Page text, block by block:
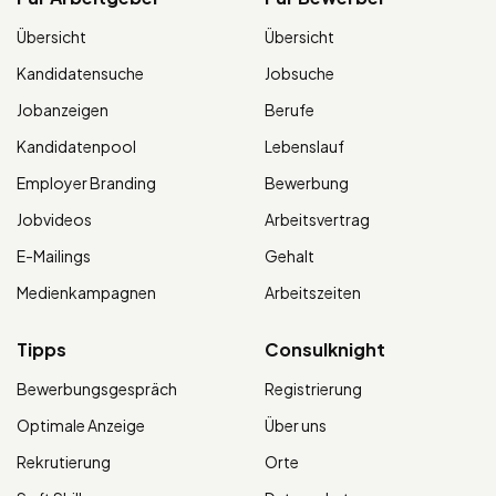
Übersicht
Kandidatensuche
Jobanzeigen
Kandidatenpool
Employer Branding
Jobvideos
E-Mailings
Medienkampagnen
Übersicht
Jobsuche
Berufe
Lebenslauf
Bewerbung
Arbeitsvertrag
Gehalt
Arbeitszeiten
Tipps
Bewerbungsgespräch
Optimale Anzeige
Rekrutierung
Consulknight
Registrierung
Über uns
Orte